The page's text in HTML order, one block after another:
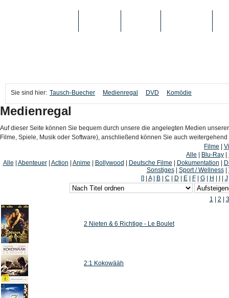
Sie sind hier: Tausch-Buecher Medienregal DVD Komödie
Medienregal
Auf dieser Seite können Sie bequem durch unsere die angelegten Medien
Filme, Spiele, Musik oder Software), anschließend können Sie auch
Filme
Alle
Blu-Ray
Alle
Abenteuer| Action Anime Bollywood Deutsche Filme Dokumentation
Sonstiges| Sport / Wellness|
[]
A| B| C D E| F| G| H J
1 2 3
2 Nieten & 6 Richtige - Le Boulet
2:1 Kokowääh